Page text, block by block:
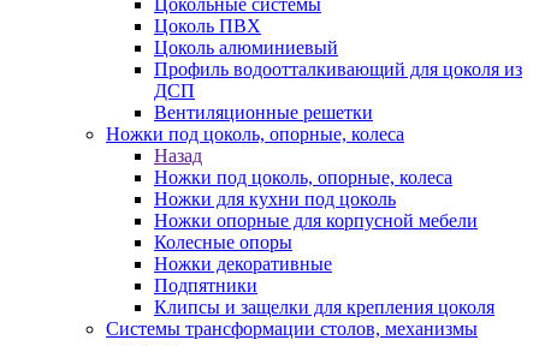
Цокольные системы
Цоколь ПВХ
Цоколь алюминиевый
Профиль водоотталкивающий для цоколя из
ДСП
Вентиляционные решетки
Ножки под цоколь, опорные, колеса
Назад
Ножки под цоколь, опорные, колеса
Ножки для кухни под цоколь
Ножки опорные для корпусной мебели
Колесные опоры
Ножки декоративные
Подпятники
Клипсы и защелки для крепления цоколя
Системы трансформации столов, механизмы